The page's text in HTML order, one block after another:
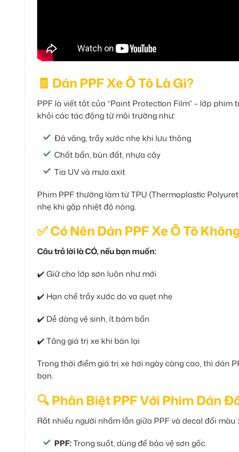
🧾 Dán PPF Xe Ô Tô Là Gì?
PPF là viết tắt của “Paint Protection Film” – lớp
khỏi các tác động từ môi trường như:
Đá văng, trầy xước nhẹ khi lưu thông
Chất bẩn, bùn đất, nhựa cây
Tia UV và mưa axit
Phim PPF thường làm từ TPU (Thermoplastic
nhẹ khi gặp nhiệt độ nóng.
✅ Có Nên Dán PPF Xe Ô Tô
Câu trả lời là CÓ, nếu bạn muốn:
✔️ Giữ cho lớp sơn luôn như mới
✔️ Hạn chế trầy xước do va quẹt nhẹ
✔️ Dễ dàng vệ sinh, ít bám bẩn
✔️ Tăng giá trị xe khi bán lại
Trong thời điểm giá trị xe hơi ngày càng cao, thì dán
bạn.
🔍 Phân Biệt PPF Với Phim Dán
Rất nhiều người nhầm lẫn giữa PPF và decal đổi
PPF:Trong suốt, dùng để bảo vệ sơn gốc.